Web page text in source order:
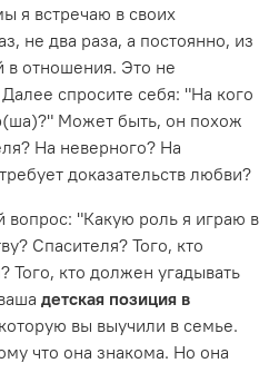
я встречаю в своих
не два раза, а постоянно, из
в отношения. Это не
спросите себя: "На кого
Может быть, он похож
На неверного? На
доказательств любви?
"Какую роль я играю в
Спасителя? Того, кто
кто должен угадывать
детская позиция в
вы выучили в семье.
что она знакома. Но она